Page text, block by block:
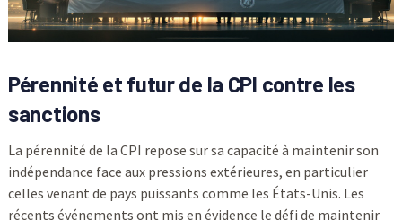
Pérennité et futur de la CPI contre les
sanctions
La pérennité de la CPI repose sur sa capacité à maintenir son
indépendance face aux pressions extérieures, en particulier
celles venant de pays puissants comme les États-Unis. Les
récents événements ont mis en évidence le défi de maintenir